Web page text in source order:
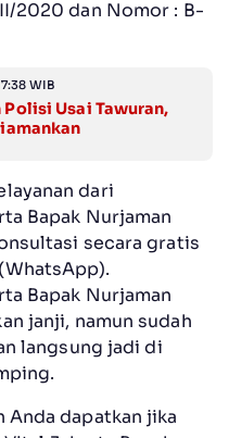
2020 dan Nomor : B-
WIB
Polisi Usai Tawuran,
dari
Bapak Nurjaman
secara gratis
(WhatsApp).
Bapak Nurjaman
janji, namun sudah
langsung jadi di
Anda dapatkan jika